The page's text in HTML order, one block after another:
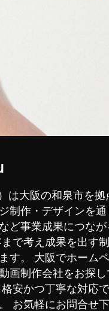
は大阪の和泉市を拠
制作・デザインを通
ど事業成果につなが
で考え成果を出す
す。 大阪でホーム
画制作会社をお探
格安かつ丁寧な対応
お気軽にお問合せ